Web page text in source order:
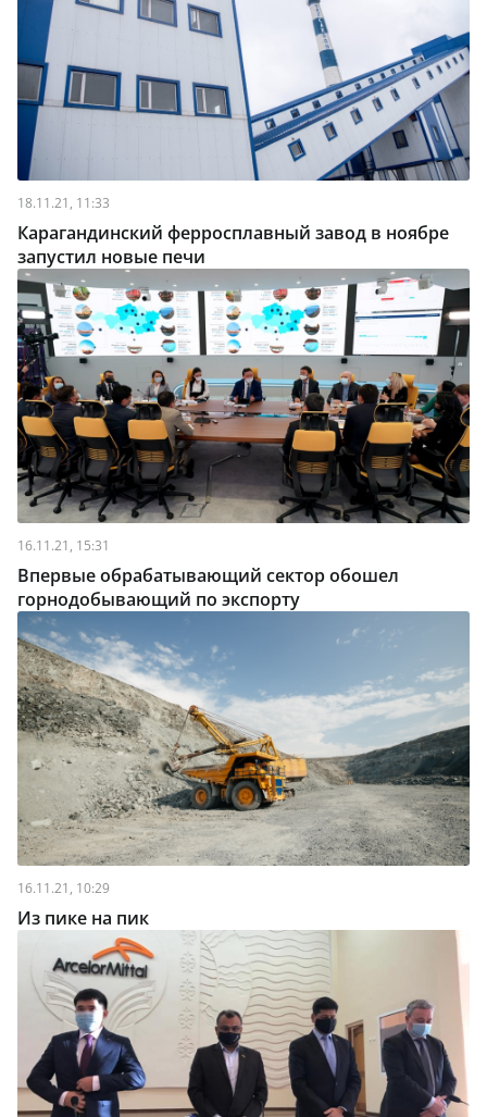
18.11.21, 11:33
Карагандинский ферросплавный завод в ноябре
запустил новые печи
16.11.21, 15:31
Впервые обрабатывающий сектор обошел
горнодобывающий по экспорту
16.11.21, 10:29
Из пике на пик